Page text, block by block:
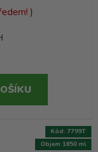
)
Objem 1650 ml
Kód: 7799T